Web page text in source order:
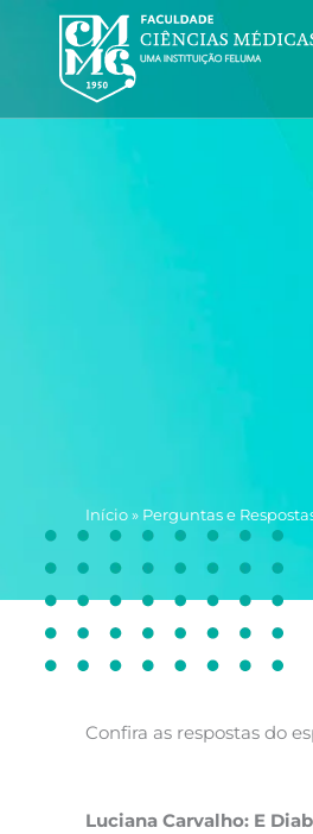
conteúdo
Início » Perguntas e
Confira as respostas do
Luciana Carvalho: E